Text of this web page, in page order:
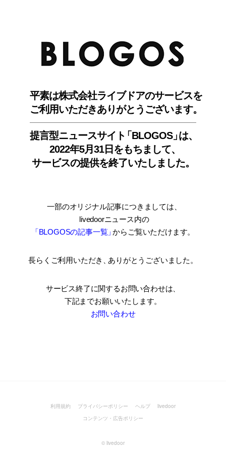
平素は株式会社ライブドアのサービスを
ご利用いただきありがとうございます。
提言型ニュースサイ ト「BLOGOS」は、
2022年5月31日をもちまして、
サービスの提供を終了いたしました。
一部のオリジナル記事につきましては
livedoorニュース内の
「BLOGOSの記事一覧」からご覧いただけます。
長らくご利用いただき ありがとうございました。
サービス終了に関するお問い合わせは、
下記までお願いいたします。
お問い合わせ
利用規約 プライバシーポリシー ヘルプ
livedoor
コンテンツ・広告ポリシー
© livedoor